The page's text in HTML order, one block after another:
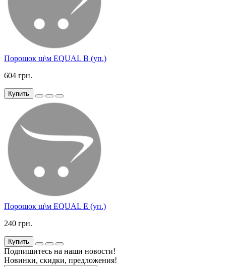
Порошок ш\м EQUAL В (уп.)
604 грн.
Купить
Порошок ш\м EQUAL Е (уп.)
240 грн.
Купить
Подпишитесь на наши новости!
Новинки, скидки, предложения!